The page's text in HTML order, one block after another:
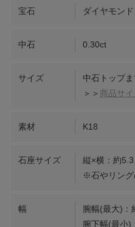
宝石 ダイヤモンド
中石 0.30ct
サイズ
中石トップ
＞＞ 商品サ
素材 K18
石座サイズ
縦×横：約
※石やリング
幅
腕幅(最大)：
腕下幅(最小)